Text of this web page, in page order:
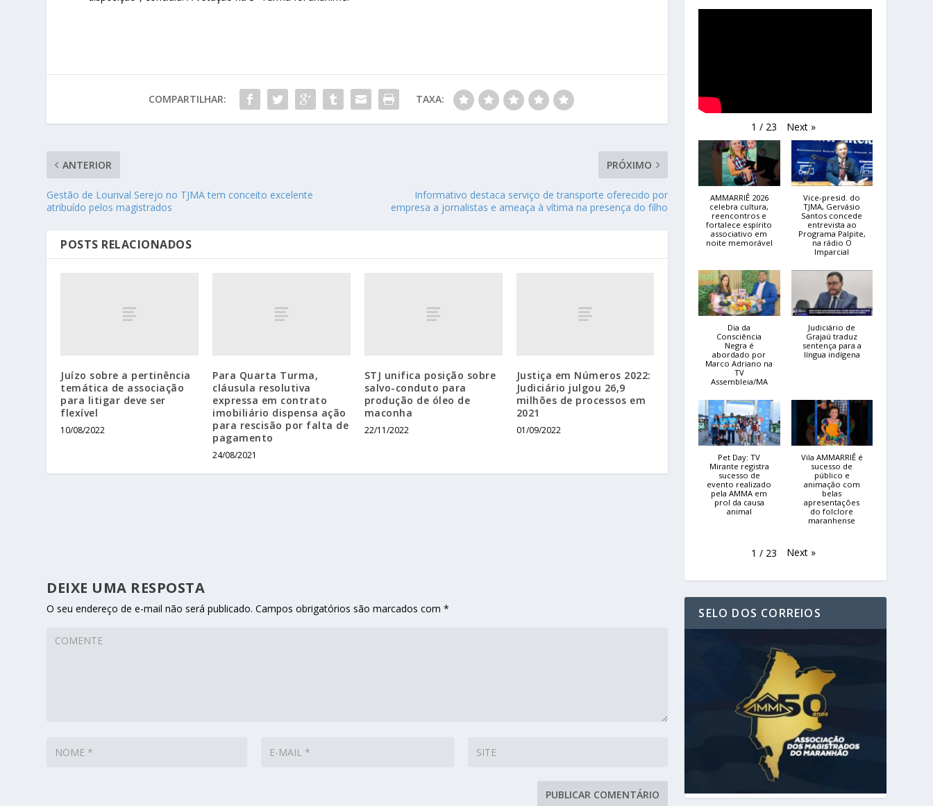
COMPARTILHAR: TAXA:
ANTERIOR
Gestão de Lourival Serejo no TJMA tem conceito excelente
atribuído pelos magistrados
PRÓXIMO
Informativo destaca serviço de transporte oferecido por
empresa a jornalistas e ameaça à vítima na presença do filho
POSTS RELACIONADOS
Juízo sobre a pertinência
temática de associação
para litigar deve ser
flexível
10/08/2022
Para Quarta Turma,
cláusula resolutiva
expressa em contrato
imobiliário dispensa ação
para rescisão por falta de
pagamento
24/08/2021
STJ unifica posição sobre
salvo-conduto para
produção de óleo de
maconha
22/11/2022
Justiça em Números 2022:
Judiciário julgou 26,9
milhões de processos em
2021
01/09/2022
DEIXE UMA RESPOSTA
O seu endereço de e-mail não será publicado. Campos obrigatórios são marcados com*
1 / 23 Next »
AMMARRIÊ 2026
celebra cultura,
reencontros e
fortalece espírito
associativo em
noite memorável
Vice-presid. do
TJMA, Gervásio
Santos concede
entrevista ao
Programa Palpite,
na rádio O
Imparcial
Dia da
Consciência
Negra é
abordado por
Marco Adriano na
TV
Assembleia/MA
Judiciário de
Grajaú traduz
sentença para a
língua indígena
Pet Day: TV
Mirante registra
sucesso de
evento realizado
pela AMMA em
prol da causa
animal
Vila AMMARRIÊ é
sucesso de
público e
animação com
belas
apresentações
do folclore
maranhense
1 / 23 Next »
SELO DOS CORREIOS